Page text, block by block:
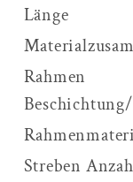
Länge
Rahmen
Streben